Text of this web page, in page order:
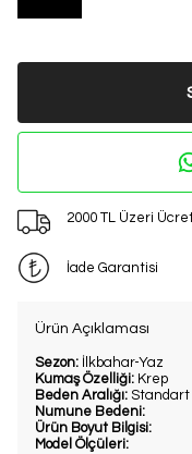
2000 TL Üzeri
İade Garantisi
Ürün Açıklaması
Sezon: İlkbahar-Yaz
Kumaş Özelliği: Krep
Beden Aralığı: Standart
Numune Bedeni:
Ürün Boyut Bilgisi:
Model Ölçüleri: